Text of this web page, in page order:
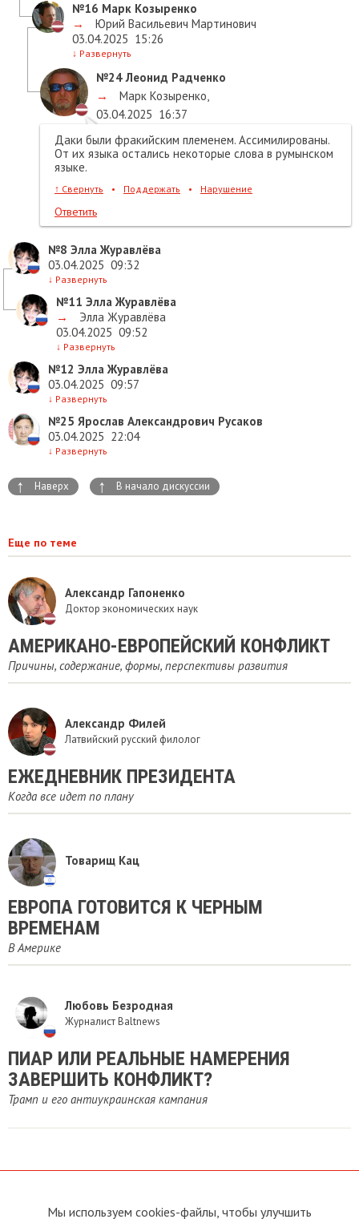
№16 Марк Козыренко
→
Юрий Васильевич Мартинович
03.04.2025 15:26
↓ Развернуть
№24Леонид Радченко
→
Марк Козыренко,
03.04.2025 16:37
Даки были фракийским племенем. Ассимилированы.
От их языка остались некоторые слова в румынском
языке.
↑ Свернуть • Поддержать • Нарушение
Ответить
№8 Элла Журавлёва
03.04.2025 09:32
↓ Развернуть
№11 Элла Журавлёва
→
Элла Журавлёва
03.04.2025 09:52
↓ Развернуть
№12 Элла Журавлёва
03.04.2025 09:57
↓ Развернуть
№25 Ярослав Александрович Русаков
03.04.2025 22:04
↓ Развернуть
↑ Наверх ↑ В начало дискуссии
Еще по теме
Александр Гапоненко
Доктор экономических наук
АМЕРИКАНО-ЕВРОПЕЙСКИЙ КОНФЛИКТ
Причины, содержание, формы, перспективы развития
Александр Филей
Латвийский русский филолог
ЕЖЕДНЕВНИК ПРЕЗИДЕНТА
Когда все идет по плану
Товарищ Кац
​ЕВРОПА ГОТОВИТСЯ К ЧЕРНЫМ
ВРЕМЕНАМ
В Америке
Любовь Безродная
Журналист Baltnews
ПИАР ИЛИ РЕАЛЬНЫЕ НАМЕРЕНИЯ
ЗАВЕРШИТЬ КОНФЛИКТ?
Трамп и его антиукраинская кампания
О сайте Прямая связь с
Мы используем cookies-файлы, чтобы улучшить